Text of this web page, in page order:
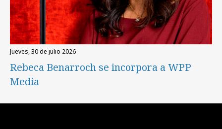
jueves, 30 de julio 2026
Rebeca Benarroch se incorpora a WPP
Media